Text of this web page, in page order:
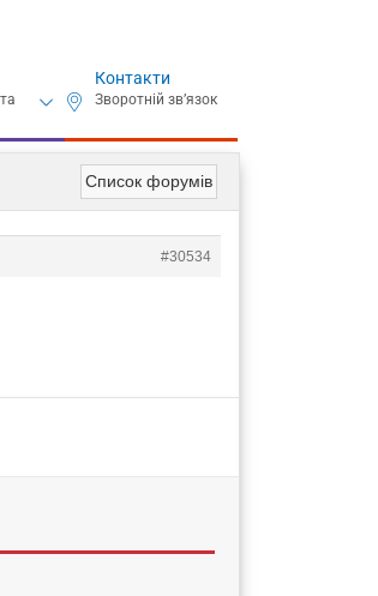
Контакти
Список форумів
#30534